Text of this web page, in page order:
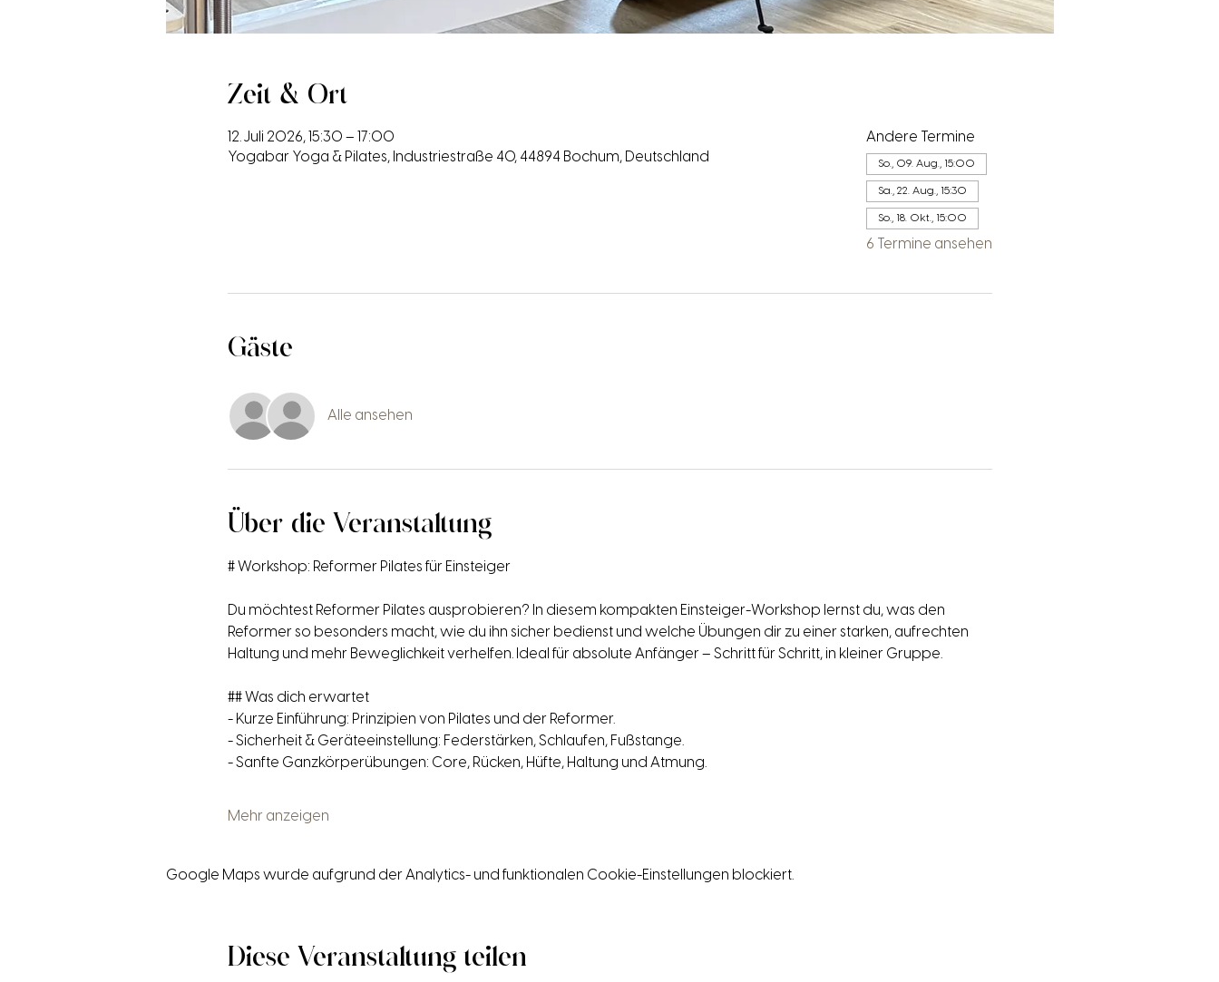
Zeit & Ort
12. Juli 2026, 15:30 – 17:00
Yogabar Yoga & Pilates, Industriestraße 40, 44894 Bochum, Deutschland
Andere Termine
So., 09. Aug., 15:00
Sa., 22. Aug., 15:30
So., 18. Okt., 15:00
6 Termine ansehen
Gäste
Alle ansehen
Über die Veranstaltung
# Workshop: Reformer Pilates für Einsteiger
Du möchtest Reformer Pilates ausprobieren? In diesem kompakten Einsteiger-Workshop lernst du, was den
Reformer so besonders macht, wie du ihn sicher bedienst und welche Übungen dir zu einer starken, aufrechten
Haltung und mehr Beweglichkeit verhelfen. Ideal für absolute Anfänger – Schritt für Schritt, in kleiner Gruppe.
## Was dich erwartet
- Kurze Einführung: Prinzipien von Pilates und der Reformer.
- Sicherheit & Geräteeinstellung: Federstärken, Schlaufen, Fußstange.
- Sanfte Ganzkörperübungen: Core, Rücken, Hüfte, Haltung und Atmung.
Mehr anzeigen
Google Maps wurde aufgrund der Analytics- und funktionalen Cookie-Einstellungen blockiert.
Diese Veranstaltung teilen